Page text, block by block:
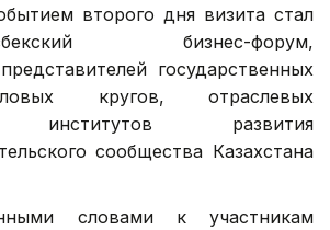
второго дня визита стал
узбекский бизнес-форум,
государственных
кругов, отраслевых
институтов развития
сообщества Казахстана
словами к участникам